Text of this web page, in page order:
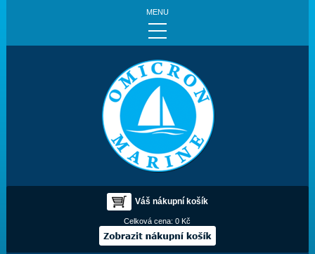
MENU
Váš nákupní košík
Celková cena:0 Kč